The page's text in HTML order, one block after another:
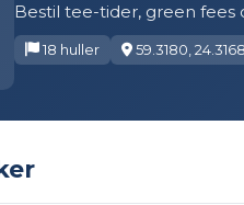
Bestil tee-tider, green fees
18 huller 59.3180, 24.3168